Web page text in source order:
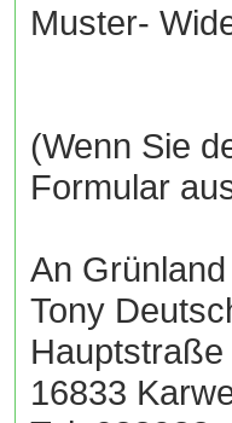
Muster-
(Wenn Sie
Formular
An
Tony
Hauptstraße
16833